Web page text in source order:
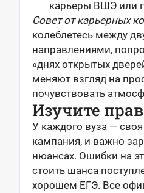
карьеры ВШЭ или
Совет от карьерных
колеблетесь между
направлениями,
«днях открытых
меняют взгляд на
почувствовать
Изучите
У каждого вуза —
кампания, и важно
нюансах. Ошибки на
стоить шанса
хорошем ЕГЭ. Все